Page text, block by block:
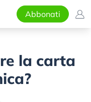
Abbonati
la carta